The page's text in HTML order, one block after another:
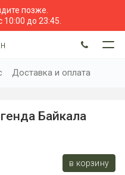
позже.
до 23:45.
Доставка и оплата
Байкала
в корзину